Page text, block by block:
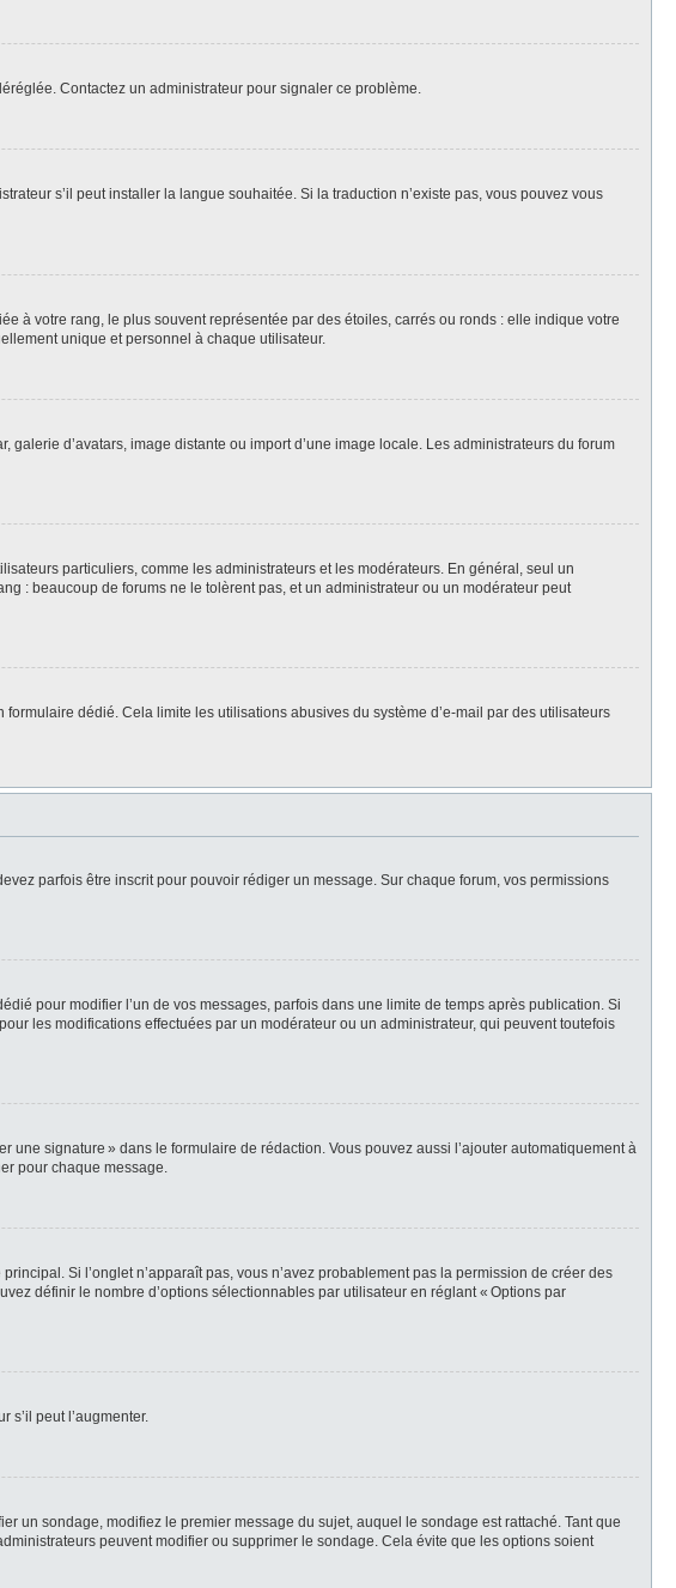
Contactez un administrateur pour signaler ce problème.
s’il peut installer la langue souhaitée. Si la traduction n’existe pas, vous pouvez vous
à votre rang, le plus souvent représentée par des étoiles, carrés ou ronds : elle indique votre
unique et personnel à chaque utilisateur.
d’avatars, image distante ou import d’une image locale. Les administrateurs du forum
particuliers, comme les administrateurs et les modérateurs. En général, seul un
: beaucoup de forums ne le tolèrent pas, et un administrateur ou un modérateur peut
dédié. Cela limite les utilisations abusives du système d’e-mail par des utilisateurs
parfois être inscrit pour pouvoir rédiger un message. Sur chaque forum, vos permissions
pour modifier l’un de vos messages, parfois dans une limite de temps après publication. Si
les modifications effectuées par un modérateur ou un administrateur, qui peuvent toutefois
signature » dans le formulaire de rédaction. Vous pouvez aussi l’ajouter automatiquement à
pour chaque message.
Si l’onglet n’apparaît pas, vous n’avez probablement pas la permission de créer des
définir le nombre d’options sélectionnables par utilisateur en réglant « Options par
s’il peut l’augmenter.
un sondage, modifiez le premier message du sujet, auquel le sondage est rattaché. Tant que
peuvent modifier ou supprimer le sondage. Cela évite que les options soient